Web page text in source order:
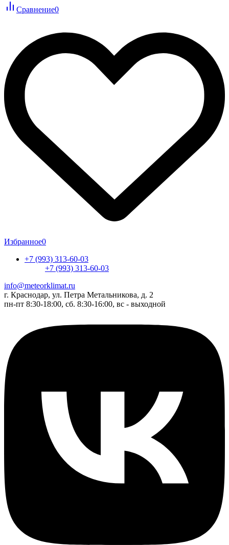
Сравнение0
Избранное0
+7 (993) 313-60-03
+7 (993) 313-60-03
info@meteorklimat.ru
г. Краснодар, ул. Петра Метальникова, д. 2
пн-пт 8:30-18:00, сб. 8:30-16:00, вс - выходной